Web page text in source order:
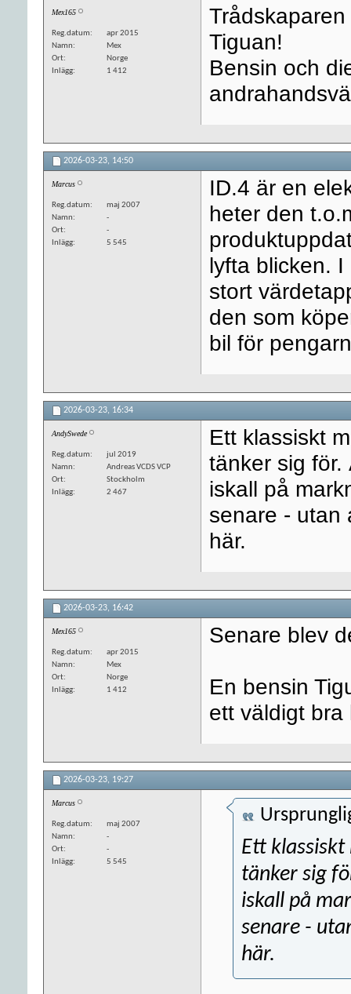
Mex165
Reg.datum
apr 2015
Namn
Mex
Ort
Norge
Inlägg
1 412
Tiguan!
Bensin och
2026-03-23, 14:50
Marcus
Reg.datum
maj 2007
Namn
-
Ort
-
Inlägg
5 545
ID.4 är en
heter den
lyfta blicken.
stort
den som
bil för
2026-03-23, 16:34
AndySwede
Reg.datum
jul 2019
Namn
Andreas VCDS VCP
Ort
Stockholm
Inlägg
2 467
Ett klassiskt
tänker sig
iskall på
senare - utan
här.
2026-03-23, 16:42
Mex165
Reg.datum
apr 2015
Namn
Mex
Ort
Norge
Inlägg
1 412
Senare blev
En bensin
ett väldigt bra
2026-03-23, 19:27
Marcus
Reg.datum
maj 2007
Namn
-
Ort
-
Inlägg
5 545
Ett
tänker sig
iskall på
senare -
här.